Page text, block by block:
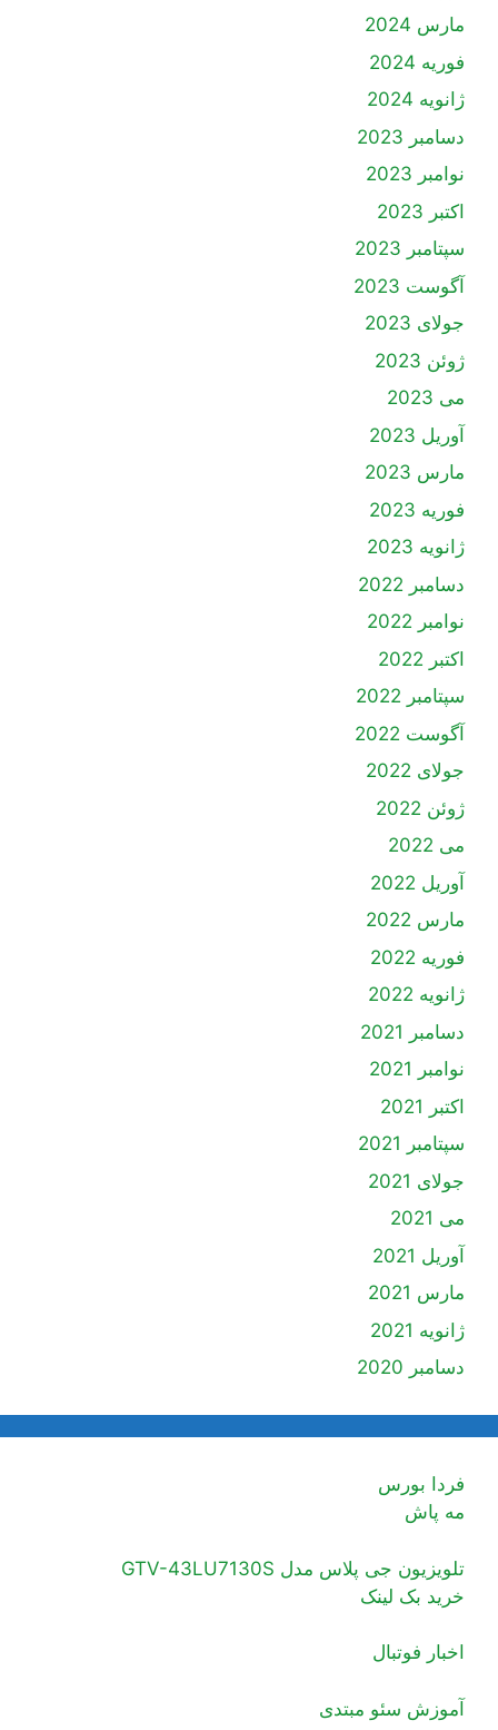
مارس 2024
فوریه 2024
ژانویه 2024
دسامبر 2023
نوامبر 2023
اکتبر 2023
سپتامبر 2023
آگوست 2023
جولای 2023
ژوئن 2023
می 2023
آوریل 2023
مارس 2023
فوریه 2023
ژانویه 2023
دسامبر 2022
نوامبر 2022
اکتبر 2022
سپتامبر 2022
آگوست 2022
جولای 2022
ژوئن 2022
می 2022
آوریل 2022
مارس 2022
فوریه 2022
ژانویه 2022
دسامبر 2021
نوامبر 2021
اکتبر 2021
سپتامبر 2021
جولای 2021
می 2021
آوریل 2021
مارس 2021
ژانویه 2021
دسامبر 2020
فردا بورس
مه پاش
تلویزیون جی پلاس مدل GTV-43LU7130S
خرید بک لینک
اخبار فوتبال
آموزش سئو مبتدی